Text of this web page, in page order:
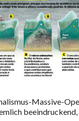
Massive-
beeindruckend,